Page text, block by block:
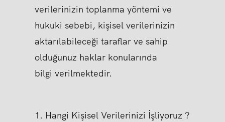
verilerinizin toplanma yöntemi ve
hukuki sebebi, kişisel verilerinizin
aktarılabileceği taraflar ve sahip
olduğunuz haklar konularında
bilgi verilmektedir.
1. Hangi Kişisel Verilerinizi İşliyoruz ?